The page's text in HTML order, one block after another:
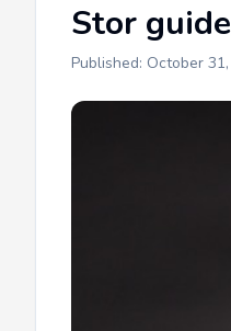
Stor
Published: October